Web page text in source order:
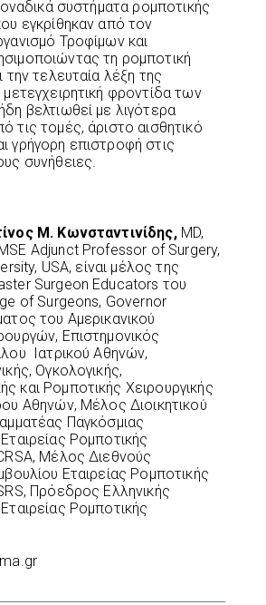
συστήματα ρομποτικής
εγκρίθηκαν από τον
Τροφίμων και
τη ρομποτική
την τελευταία λέξη της
φροντίδα των
βελτιωθεί με λιγότερα
τις τομές, άριστο αισθητικό
γρήγορη επιστροφή στις
συνήθειες.
Μ. Κωνσταντινίδης,MD,
Adjunct Professor of Surgery,
USA, είναι μέλος της
Surgeon Educators του
of Surgeons, Governor
του Αμερικανικού
Επιστημονικός
Ιατρικού Αθηνών,
Ογκολογικής,
και Ρομποτικής Χειρουργικής
Αθηνών, Μέλος Διοικητικού
Παγκόσμιας
Ρομποτικής
Μέλος Διεθνούς
Εταιρείας Ρομποτικής
Πρόεδρος Ελληνικής
Ρομποτικής